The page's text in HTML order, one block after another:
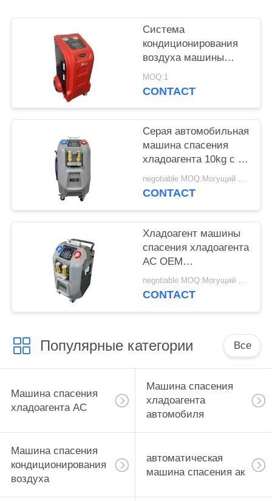
Система
кондиционирования
воздуха машины
спасения хладоагента
AC автомобиля топя
MOQ:1
CONTACT
Серая автомобильная
машина спасения
хладоагента 10kg с 5"
дисплей цвета LCD negotiable MOQ:Могущий быть предметом переговоров
CONTACT
Хладоагент машины
спасения хладоагента
AC OEM
автоматический
повторно используя
negotiable MOQ:Могущий быть предметом переговоров
CONTACT
Популярные категории Все
Машина спасения
хладоагента AC
Машина спасения
хладоагента
автомобиля
Машина спасения
кондиционирования
воздуха
автоматическая
машина спасения ак